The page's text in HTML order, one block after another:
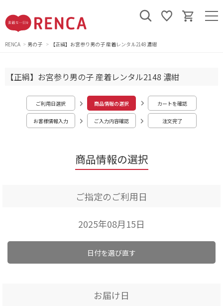
RENCA 男の子 【正絹】お宮参り男の子 産着レンタル2148 濃紺
商品情報の選択
【正絹】お宮参り男の子 産着レンタル2148 濃紺
ご利用日選択 商品情報の選択 カートを確認
お客様情報入力 ご入力内容確認 注文完了
ご指定のご利用日
2025年08月15日
日付を選び直す
お届け日